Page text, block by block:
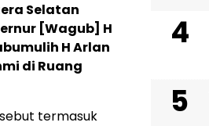
Selatan
[Wagub] H
H Arlan
di Ruang
termasuk